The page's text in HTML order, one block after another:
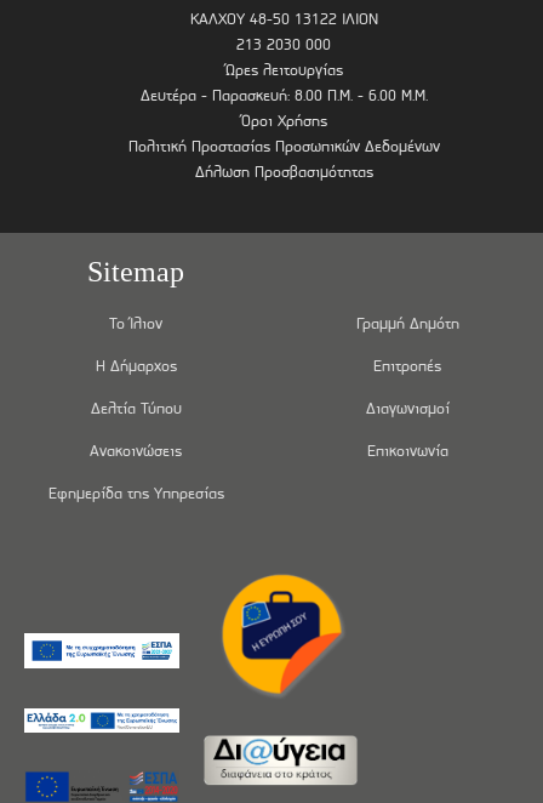
ΚΑΛΧΟΥ 48-50 13122 ΙΛΙΟΝ
213 2030 000
Ώρες λειτουργίας
Δευτέρα - Παρασκευή: 8.00 Π.Μ. - 6.00 Μ.Μ.
Όροι Χρήσης
Πολιτική Προστασίας Προσωπικών Δεδομένων
Δήλωση Προσβασιμότητας
Sitemap
Το Ίλιον
Η Δήμαρχος
Δελτία Τύπου
Ανακοινώσεις
Εφημερίδα της Υπηρεσίας
Γραμμή Δημότη
Επιτροπές
Διαγωνισμοί
Επικοινωνία